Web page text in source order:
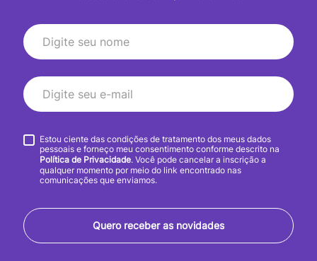
Quero receber as novidades
Estou ciente das condições de tratamento dos meus dados
pessoais e forneço meu consentimento conforme descrito na
Política de Privacidade. Você pode cancelar a inscrição a
qualquer momento por meio do link encontrado nas
comunicações que enviamos.